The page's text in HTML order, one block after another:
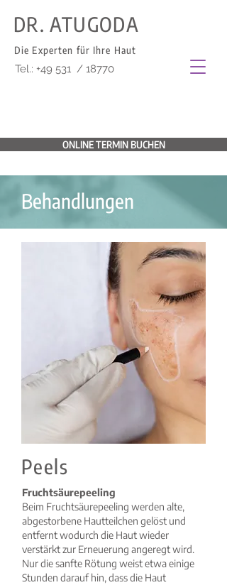
DR. ATUGODA
Die Experten für Ihre Haut
ONLINE TERMIN BUCHEN
Tel.: +49 531 / 18770
Behandlungen
Peels
Fruchtsäurepeeling
Beim Fruchtsäurepeeling werden alte,
abgestorbene Hautteilchen gelöst und
entfernt wodurch die Haut wieder
verstärkt zur Erneuerung angeregt wird.
Nur die sanfte Rötung weist etwa einige
Stunden darauf hin, dass die Haut